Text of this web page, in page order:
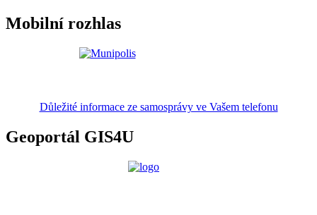
Mobilní rozhlas
Důležité informace ze samosprávy ve Vašem telefonu
Geoportál GIS4U